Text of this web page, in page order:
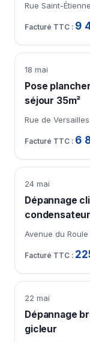
Rue Saint-
9
18 mai
Pose
séjour 35m²
Rue de
6
24 mai
Dépannage
condensateur
Avenue du Roule
22 mai
Dépannage
gicleur